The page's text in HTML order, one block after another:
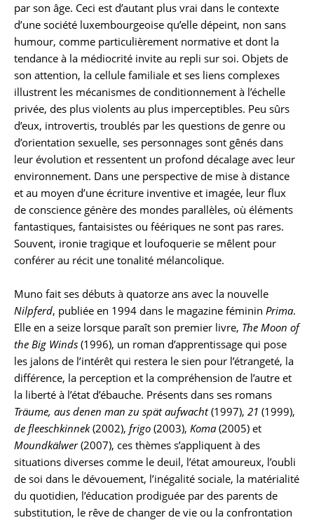
par son âge. Ceci est d’autant plus vrai dans le contexte
d’une société luxembourgeoise qu’elle dépeint, non sans
humour, comme particulièrement normative et dont la
tendance à la médiocrité invite au repli sur soi. Objets de
son attention, la cellule familiale et ses liens complexes
illustrent les mécanismes de conditionnement à l’échelle
privée, des plus violents au plus imperceptibles. Peu sûrs
d’eux, introvertis, troublés par les questions de genre ou
d’orientation sexuelle, ses personnages sont gênés dans
leur évolution et ressentent un profond décalage avec leur
environnement. Dans une perspective de mise à distance
et au moyen d’une écriture inventive et imagée, leur flux
de conscience génère des mondes parallèles, où éléments
fantastiques, fantaisistes ou féériques ne sont pas rares.
Souvent, ironie tragique et loufoquerie se mêlent pour
conférer au récit une tonalité mélancolique.
Muno fait ses débuts à quatorze ans avec la nouvelle
Nilpferd, publiée en 1994 dans le magazine féminin Prima.
Elle en a seize lorsque paraît son premier livre, The Moon of
the Big Winds (1996), un roman d’apprentissage qui pose
les jalons de l’intérêt qui restera le sien pour l’étrangeté, la
différence, la perception et la compréhension de l’autre et
la liberté à l’état d’ébauche. Présents dans ses romans
Träume, aus denen man zu spät aufwacht(1997), 21 (1999),
de fleeschkinnek(2002), frigo (2003), Koma(2005) et
Moundkälwer(2007), ces thèmes s’appliquent à des
situations diverses comme le deuil, l’état amoureux, l’oubli
de soi dans le dévouement, l’inégalité sociale, la matérialité
du quotidien, l’éducation prodiguée par des parents de
substitution, le rêve de changer de vie ou la confrontation